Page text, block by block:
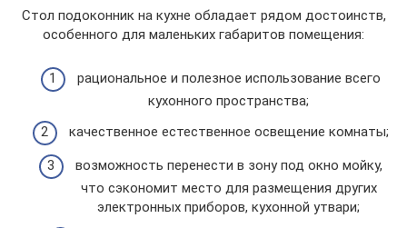
Стол подоконник на кухне обладает рядом достоинств,
особенного для маленьких габаритов помещения:
рациональное и полезное использование всего
кухонного пространства;
качественное естественное освещение комнаты;
возможность перенести в зону под окно мойку,
что сэкономит место для размещения других
электронных приборов, кухонной утвари;